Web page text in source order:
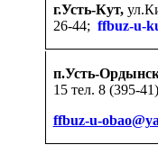
г.Усть-Кут,
26-44; ffbuz-u-
п.Усть-
15 тел. 8 (395-
ffbuz-u-